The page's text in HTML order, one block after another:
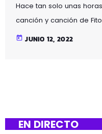
Hace tan solo unas
canción y canción de
típica de Bilbao, pero ni
today JUNIO 12, 2022
EN DIRECTO